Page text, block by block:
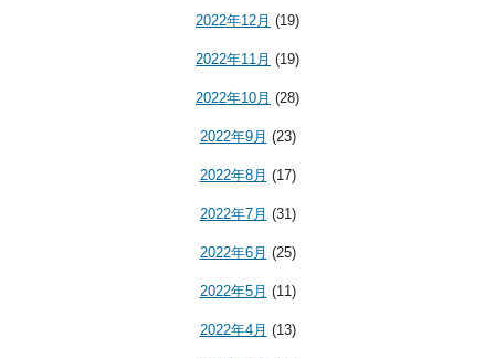
2022年12月 (19)
2022年11月 (19)
2022年10月 (28)
2022年9月 (23)
2022年8月 (17)
2022年7月 (31)
2022年6月 (25)
2022年5月 (11)
2022年4月 (13)